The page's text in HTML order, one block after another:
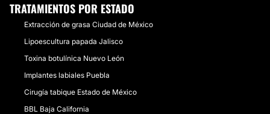
TRATAMIENTOS POR ESTADO
Extracción de grasa Ciudad de México
Lipoescultura papada Jalisco
Toxina botulínica Nuevo León
Implantes labiales Puebla
Cirugía tabique Estado de México
BBL Baja California